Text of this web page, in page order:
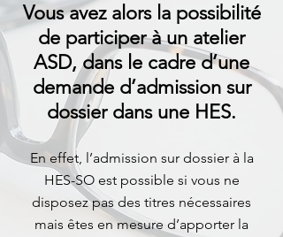
Vous avez alors la possibilité
de participer à un atelier
ASD, dans le cadre d’une
demande d’admission sur
dossier dans une HES.
En effet, l’admission sur dossier à la
HES-SO est possible si vous ne
disposez pas des titres nécessaires
mais êtes en mesure d’apporter la